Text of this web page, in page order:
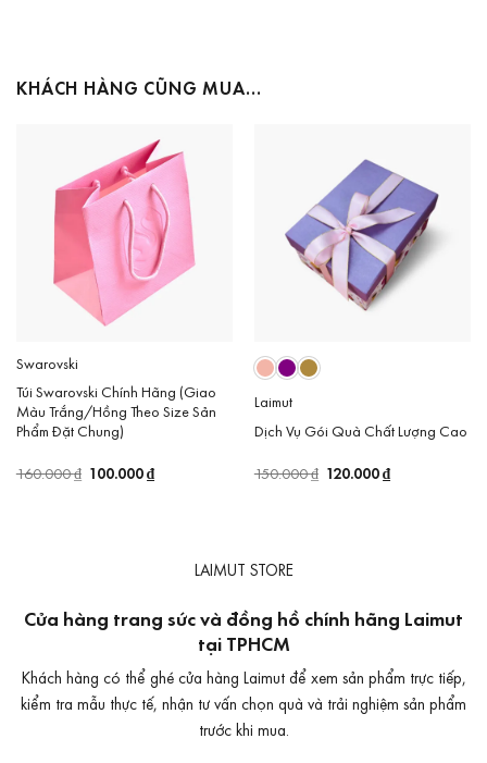
KHÁCH HÀNG CŨNG MUA…
Swarovski
Túi Swarovski Chính Hãng (Giao
Màu Trắng/Hồng Theo Size Sản
Phẩm Đặt Chung)
160.000₫ Giá
100.000₫
Laimut
Dịch Vụ Gói Quà Chất Lượng Cao
150.000₫ Giá
120.000₫
LAIMUT STORE
Cửa hàng trang sức và đồng hồ chính hãng Laimut
tại TPHCM
Khách hàng có thể ghé cửa hàng Laimut để xem sản phẩm trực tiếp,
kiểm tra mẫu thực tế, nhận tư vấn chọn quà và trải nghiệm sản phẩm
trước khi mua.